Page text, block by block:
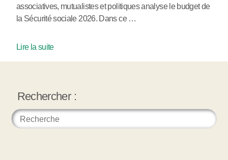
associatives, mutualistes et politiques analyse le budget de
la Sécurité sociale 2026. Dans ce …
Lire la suite
Rechercher :